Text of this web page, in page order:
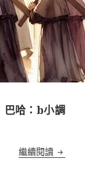
巴哈：b小調
繼續閱讀 哀傷